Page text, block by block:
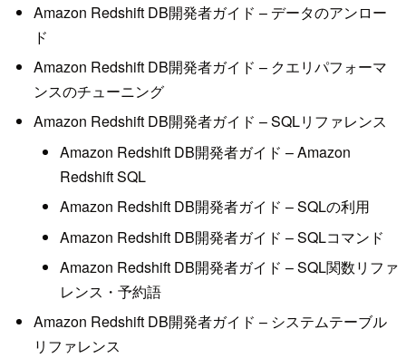
Amazon Redshift DB開発者ガイド – データのアンロー
ド
Amazon Redshift DB開発者ガイド – クエリパフォーマ
ンスのチューニング
Amazon Redshift DB開発者ガイド – SQLリファレンス
Amazon Redshift DB開発者ガイド – Amazon
Redshift SQL
Amazon Redshift DB開発者ガイド – SQLの利用
Amazon Redshift DB開発者ガイド – SQLコマンド
Amazon Redshift DB開発者ガイド – SQL関数リファ
レンス・予約語
Amazon Redshift DB開発者ガイド – システムテーブル
リファレンス